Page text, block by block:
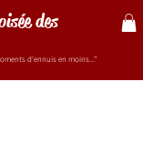
des
d'ennuis en moins..."